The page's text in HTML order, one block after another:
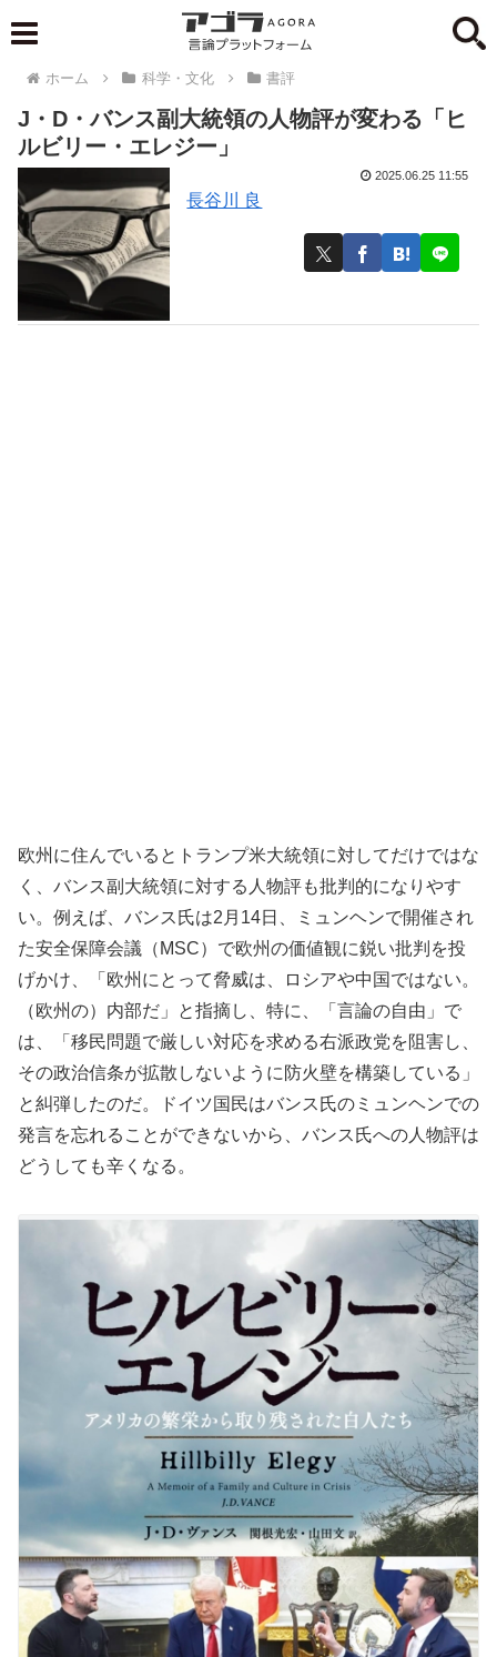
ホーム 科学・文化 書評
J・D・バンス副大統領の人物評が変わる「ヒ
ルビリー・エレジー」
長谷川 良
2025.06.25 11:55
欧州に住んでいるとトランプ米大統領に対してだけではな
く、バンス副大統領に対する人物評も批判的になりやす
い。例えば、バンス氏は2月14日、ミュンヘンで開催され
た安全保障会議（MSC）で欧州の価値観に鋭い批判を投
げかけ、「欧州にとって脅威は、ロシアや中国ではない。
（欧州の）内部だ」と指摘し、特に、「言論の自由」で
は、「移民問題で厳しい対応を求める右派政党を阻害し、
その政治信条が拡散しないように防火壁を構築している」
と糾弾したのだ。ドイツ国民はバンス氏のミュンヘンでの
発言を忘れることができないから、バンス氏への人物評は
どうしても辛くなる。